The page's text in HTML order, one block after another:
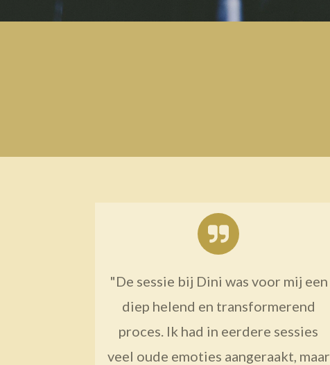
"De sessie bij Dini was voor mij een
diep helend en transformerend
proces. Ik had in eerdere sessies
veel oude emoties aangeraakt, maar